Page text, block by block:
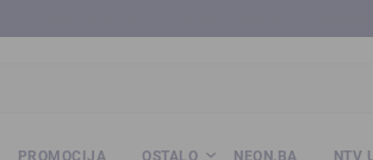
PROMOCIJA OSTALO NEON.BA NTV